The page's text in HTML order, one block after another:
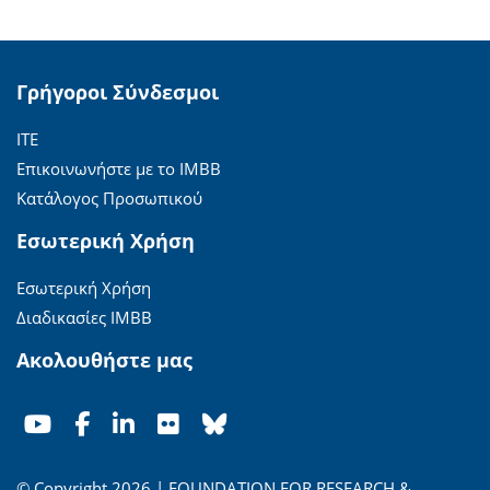
Γρήγοροι Σύνδεσμοι
ΙΤΕ
Επικοινωνήστε με το ΙΜΒΒ
Κατάλογος Προσωπικού
Εσωτερική Χρήση
Εσωτερική Χρήση
Διαδικασίες ΙΜΒΒ
Ακολουθήστε μας